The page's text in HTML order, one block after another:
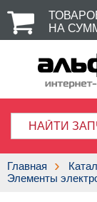
НА
Главная
Элементы